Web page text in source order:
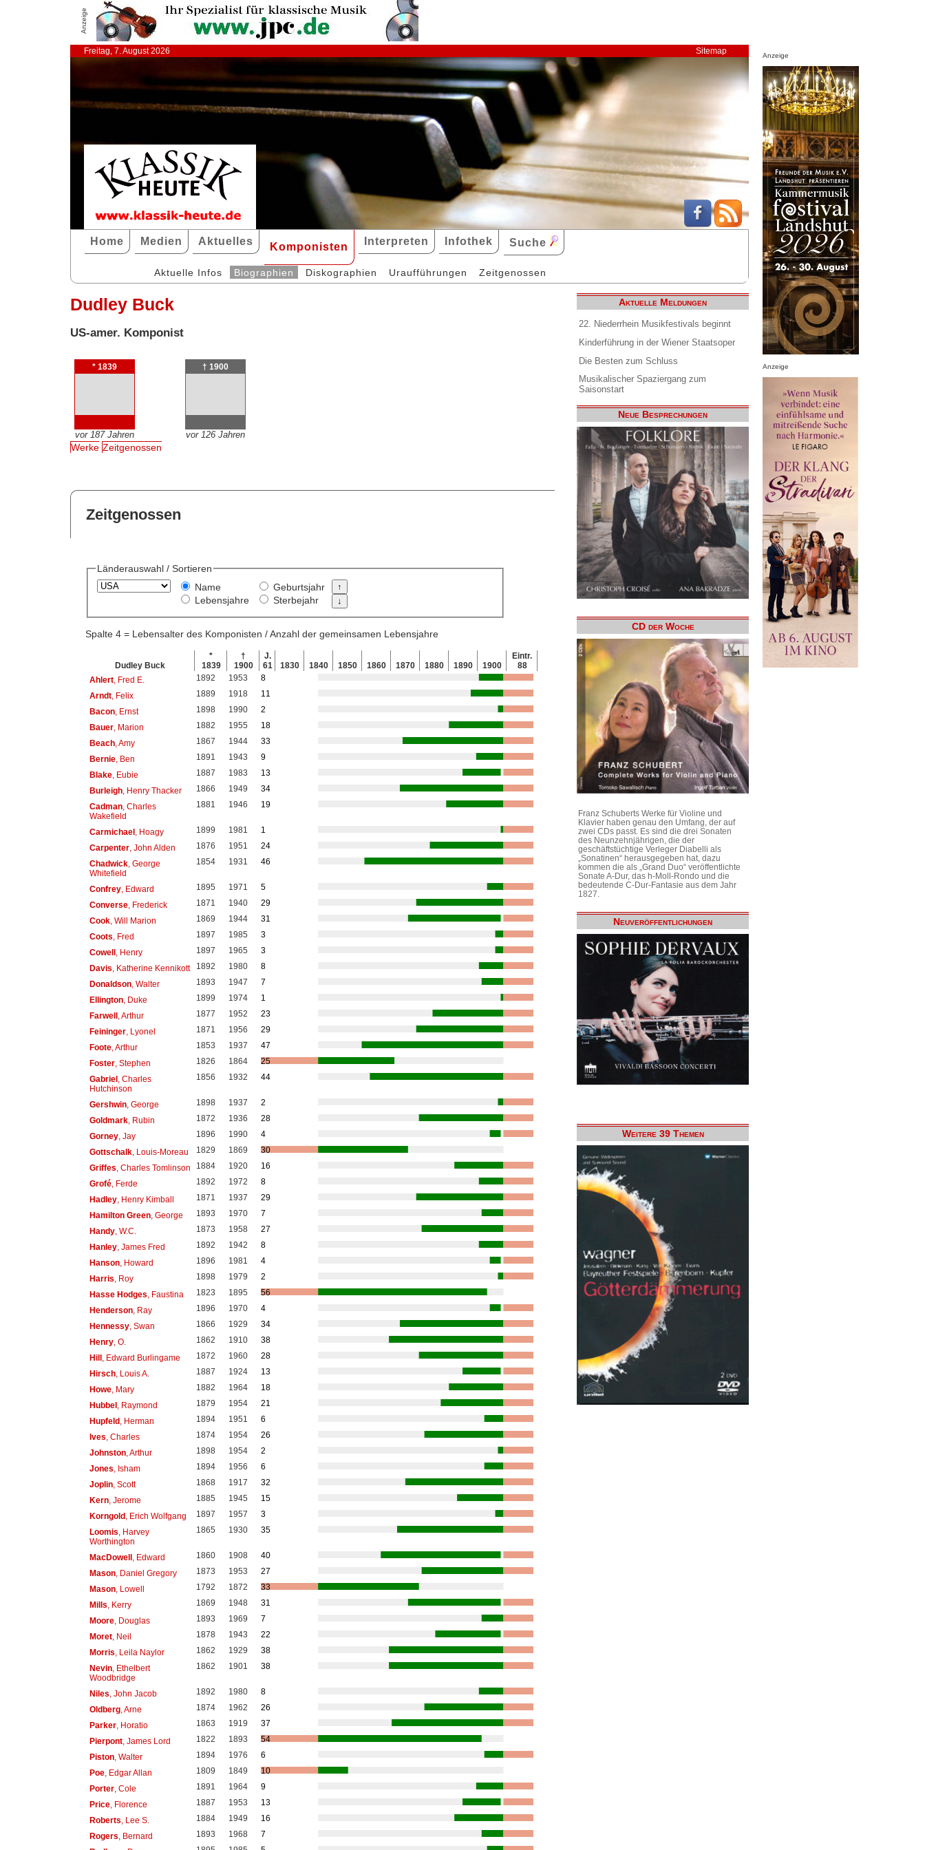
Anzeige
Freitag, 7. August 2026 Sitemap
Home Medien Aktuelles Komponisten Interpreten Infothek Suche
Aktuelle Infos Biographien Diskographien Uraufführungen Zeitgenossen
Dudley Buck
US-amer. Komponist
* 1839
vor 187 Jahren
† 1900
vor 126 Jahren
Werke Zeitgenossen
Zeitgenossen
Länderauswahl / Sortieren
Name
Lebensjahre
Geburtsjahr
Sterbejahr
Spalte 4 = Lebensalter des Komponisten / Anzahl der gemeinsamen Lebensjahre
Dudley Buck
*
1839
†
1900
J.
61
1830 1840 1850 1860 1870 1880 1890 1900
Eintr.
88
Ahlert, Fred E. 1892 1953
8
Arndt, Felix 1889 1918
11
Bacon, Ernst 1898 1990
2
Bauer, Marion 1882 1955
18
Beach, Amy 1867 1944
33
Bernie, Ben 1891 1943
9
Blake, Eubie 1887 1983
13
Burleigh, Henry Thacker 1866 1949
34
Cadman, Charles
Wakefield
1881 1946 19
Carmichael, Hoagy 1899 1981
1
Carpenter, John Alden 1876 1951
24
Chadwick, George
Whitefield
1854 1931 46
Confrey, Edward 1895 1971
5
Converse, Frederick 1871 1940
29
Cook, Will Marion 1869 1944
31
Coots , Fred 1897 1985
3
Cowell, Henry 1897 1965
3
Davis , Katherine Kennikott 1892 1980
8
Donaldson, Walter 1893 1947
7
Ellington, Duke 1899 1974
1
Farwell, Arthur 1877 1952
23
Feininger, Lyonel 1871 1956
29
Foote, Arthur 1853 1937
47
Foster, Stephen 1826 1864
25
Gabriel, Charles
Hutchinson
1856 1932 44
Gershwin, George 1898 1937
2
Goldmark, Rubin 1872 1936
28
Gorney, Jay 1896 1990
4
Gottschalk, Louis-Moreau 1829 1869
30
Griffes , Charles Tomlinson 1884 1920
16
Grofé, Ferde 1892 1972
8
Hadley, Henry Kimball 1871 1937
29
Hamilton Green, George 1893 1970
7
Handy, W.C. 1873 1958
27
Hanley, James Fred 1892 1942
8
Hanson, Howard 1896 1981
4
Harris , Roy 1898 1979
2
Hasse Hodges , Faustina 1823 1895
56
Henderson, Ray 1896 1970
4
Hennessy, Swan 1866 1929
34
Henry, O. 1862 1910
38
Hill, Edward Burlingame 1872 1960
28
Hirsch, Louis A. 1887 1924
13
Howe, Mary 1882 1964
18
Hubbel, Raymond 1879 1954
21
Hupfeld, Herman 1894 1951
6
Ives , Charles 1874 1954
26
Johnston, Arthur 1898 1954
2
Jones , Isham 1894 1956
6
Joplin, Scott 1868 1917
32
Kern, Jerome 1885 1945
15
Korngold, Erich Wolfgang 1897 1957
3
Loomis , Harvey
Worthington
1865 1930 35
MacDowell, Edward 1860 1908
40
Mason, Daniel Gregory 1873 1953
27
Mason, Lowell 1792 1872
33
Mills , Kerry 1869 1948
31
Moore, Douglas 1893 1969
7
Moret, Neil 1878 1943
22
Morris , Leila Naylor 1862 1929
38
Nevin, Ethelbert
Woodbridge
1862 1901 38
Niles , John Jacob 1892 1980
8
Oldberg, Arne 1874 1962
26
Parker, Horatio 1863 1919
37
Pierpont, James Lord 1822 1893
54
Piston, Walter 1894 1976
6
Poe, Edgar Allan 1809 1849
10
Porter, Cole 1891 1964
9
Price, Florence 1887 1953
13
Roberts , Lee S. 1884 1949
16
Rogers , Bernard 1893 1968
7
Aktuelle Meldungen
22. Niederrhein Musikfestivals beginnt
Kinderführung in der Wiener Staatsoper
Die Besten zum Schluss
Musikalischer Spaziergang zum
Saisonstart
Neue Besprechungen
CD der Woche
Franz Schuberts Werke für Violine und
Klavier haben genau den Umfang, der auf
zwei CDs passt. Es sind die drei Sonaten
des Neunzehnjährigen, die der
geschäftstüchtige Verleger Diabelli als
„Sonatinen“ herausgegeben hat, dazu
kommen die als „Grand Duo“ veröffentlichte
Sonate A-Dur, das h-Moll-Rondo und die
bedeutende C-Dur-Fantasie aus dem Jahr
1827.
Neuveröffentlichungen
Weitere 39 Themen
Anzeige
Anzeige